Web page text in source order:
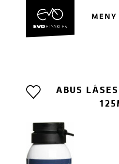
navigasjon
MENY
ABUS